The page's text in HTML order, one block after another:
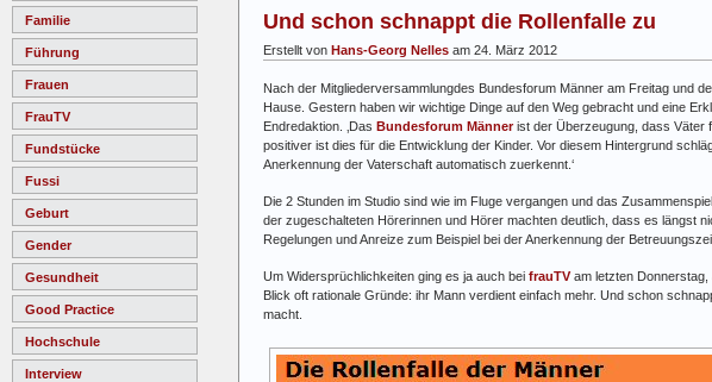
Familie
Führung
Frauen
FrauTV
Fundstücke
Fussi
Geburt
Gender
Gesundheit
Good Practice
Hochschule
Interview
Und schon schnappt die Rollenfalle zu
Erstellt von Hans-Georg Nelles am 24. März 2012
Nach der Mitgliederversammlungdes Bundesforum Männer am Freitag und der
Hause. Gestern haben wir wichtige Dinge auf den Weg gebracht und eine
Endredaktion. ‚Das Bundesforum Männerist der Überzeugung, dass Väter
positiver ist dies für die Entwicklung der Kinder. Vor diesem Hintergrund
Anerkennung der Vaterschaft automatisch zuerkennt.‘
Die 2 Stunden im Studio sind wie im Fluge vergangen und das
der zugeschalteten Hörerinnen und Hörer machten deutlich, dass es längst
Regelungen und Anreize zum Beispiel bei der Anerkennung der
Um Widersprüchlichkeiten ging es ja auch bei frauTVam letzten Donnerstag,
Blick oft rationale Gründe: ihr Mann verdient einfach mehr. Und schon
macht.